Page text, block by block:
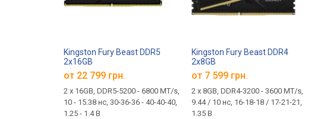
Kingston Fury Beast DDR5
2x16GB
от 22 799 грн.
2 х 16GB, DDR5-5200 - 6800 MT/s,
10 - 15.38 нс, 30-36-36 - 40-40-40,
1.25 - 1.4 В
Kingston Fury Beast DDR4
2x8GB
от 7 599 грн.
2 x 8GB, DDR4-3200 - 3600 MT/s,
9.44 / 10 нс, 16-18-18 / 17-21-21,
1.35 В